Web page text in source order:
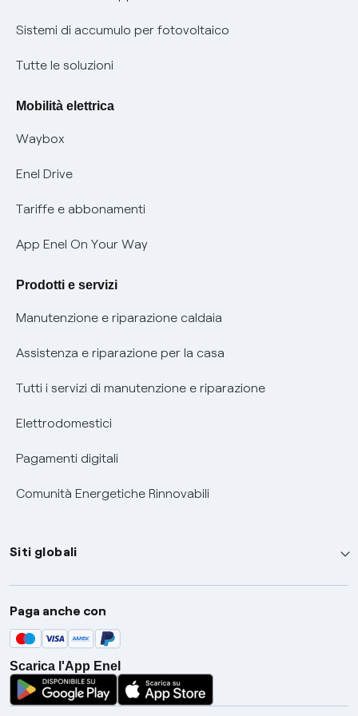
Informazioni precontrattuali prodotti e servizi
Condizioni generali di contratto prodotti e servizi
Informativa RAEE
Informativa Privacy AI
Certificazioni
Nuove regole europee per la protezione dei dati
Offerte Placet non vulnerabili
Offerta Tutela Vulnerabilità Gas
Mobilità Elettrica
Phishing e truffe online
Verifica chi ti ha chiamato
Agevolazione utenti con disabilità per offerte Fibra
Informativa RAEE
Sistemi di accumulo per fotovoltaico
Tutte le soluzioni
Mobilità elettrica
Waybox
Enel Drive
Tariffe e abbonamenti
App Enel On Your Way
Prodotti e servizi
Manutenzione e riparazione caldaia
Assistenza e riparazione per la casa
Tutti i servizi di manutenzione e riparazione
Elettrodomestici
Pagamenti digitali
Comunità Energetiche Rinnovabili
Siti globali
Enel Group
Enel Green Power
Global Trading
Global Procurement
Gridspertise
Paga anche con
Scarica l'App Enel